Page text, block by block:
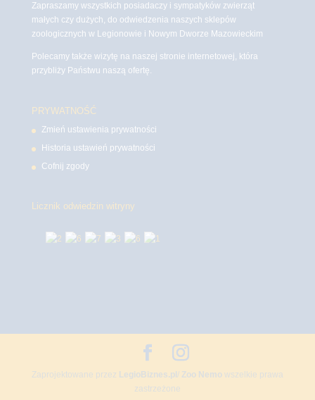
Zapraszamy wszystkich posiadaczy i sympatyków zwierząt
małych czy dużych, do odwiedzenia naszych sklepów
zoologicznych w Legionowie i Nowym Dworze Mazowieckim
Polecamy także wizytę na naszej stronie internetowej, która
przybliży Państwu naszą ofertę.
PRYWATNOŚĆ
Zmień ustawienia prywatności
Historia ustawień prywatności
Cofnij zgody
Licznik odwiedzin witryny
Zaprojektowane przez LegioBiznes.pl/ Zoo Nemowszelkie prawa
zastrzeżone